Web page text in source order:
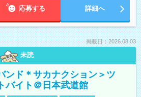
応募する 詳細へ
掲載日：2026.08.03
未読
ンド＊サカナクション＞ツ
バイト＠日本武道館